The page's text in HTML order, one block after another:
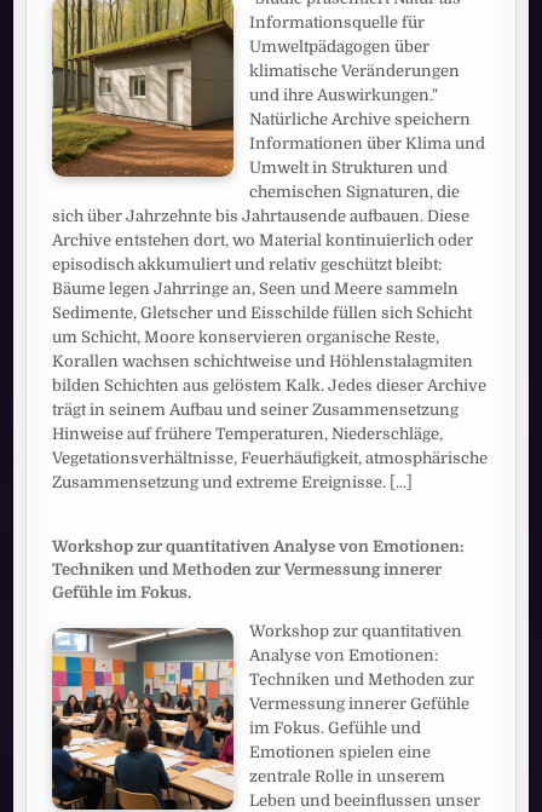
Informationsquelle für
Umweltpädagogen über
klimatische Veränderungen
und ihre Auswirkungen."
Natürliche Archive speichern
Informationen über Klima und
Umwelt in Strukturen und
chemischen Signaturen, die
sich über Jahrzehnte bis Jahrtausende aufbauen. Diese
Archive entstehen dort, wo Material kontinuierlich oder
episodisch akkumuliert und relativ geschützt bleibt:
Bäume legen Jahrringe an, Seen und Meere sammeln
Sedimente, Gletscher und Eisschilde füllen sich Schicht
um Schicht, Moore konservieren organische Reste,
Korallen wachsen schichtweise und Höhlenstalagmiten
bilden Schichten aus gelöstem Kalk. Jedes dieser Archive
trägt in seinem Aufbau und seiner Zusammensetzung
Hinweise auf frühere Temperaturen, Niederschläge,
Vegetationsverhältnisse, Feuerhäufigkeit, atmosphärische
Zusammensetzung und extreme Ereignisse. [...]
Workshop zur quantitativen Analyse von Emotionen:
Techniken und Methoden zur Vermessung innerer
Gefühle im Fokus.
Workshop zur quantitativen
Analyse von Emotionen:
Techniken und Methoden zur
Vermessung innerer Gefühle
im Fokus. Gefühle und
Emotionen spielen eine
zentrale Rolle in unserem
Leben und beeinflussen unser